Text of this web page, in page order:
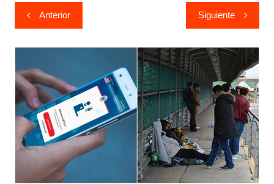
Navegación
de
entradas
Anterior Siguiente